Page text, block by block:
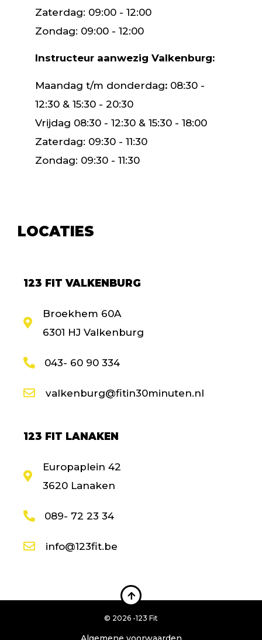
Zaterdag: 09:00 - 12:00
Zondag: 09:00 - 12:00
Instructeur aanwezig Valkenburg:
Maandag t/m donderdag: 08:30 -
12:30 & 15:30 - 20:30
Vrijdag 08:30 - 12:30 & 15:30 - 18:00
Zaterdag: 09:30 - 11:30
Zondag: 09:30 - 11:30
LOCATIES
123 FIT VALKENBURG
Broekhem 60A
6301 HJ Valkenburg
043- 60 90 334
valkenburg@fitin30minuten.nl
123 FIT LANAKEN
Europaplein 42
3620 Lanaken
089- 72 23 34
info@123fit.be
© 2026 -123 Fit